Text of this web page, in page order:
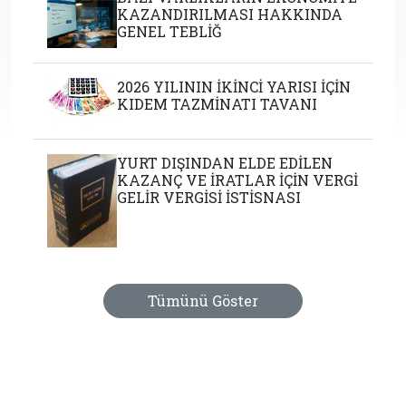
KAZANDIRILMASI HAKKINDA
GENEL TEBLİĞ
2026 YILININ İKİNCİ YARISI İÇİN
KIDEM TAZMİNATI TAVANI
YURT DIŞINDAN ELDE EDİLEN
KAZANÇ VE İRATLAR İÇİN VERGİ
GELİR VERGİSİ İSTİSNASI
Tümünü Göster